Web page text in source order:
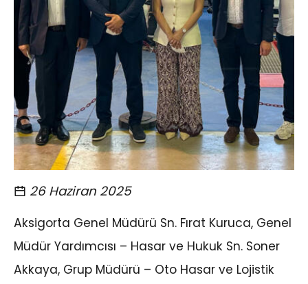
26 Haziran 2025
Aksigorta Genel Müdürü Sn. Fırat Kuruca, Genel
Müdür Yardımcısı – Hasar ve Hukuk Sn. Soner
Akkaya, Grup Müdürü – Oto Hasar ve Lojistik